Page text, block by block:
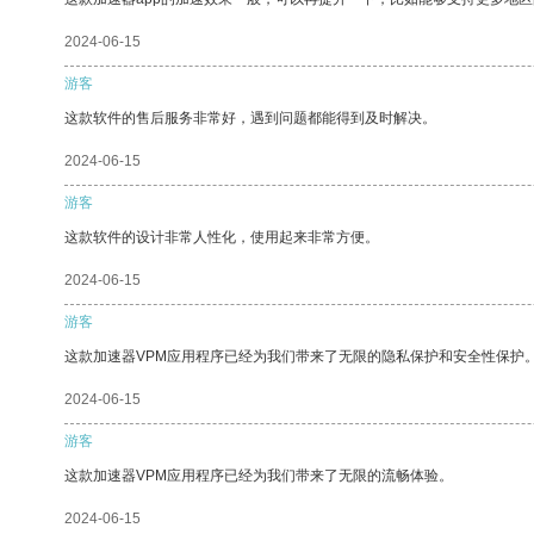
2024-06-15
游客
这款软件的售后服务非常好，遇到问题都能得到及时解决。
2024-06-15
游客
这款软件的设计非常人性化，使用起来非常方便。
2024-06-15
游客
这款加速器VPM应用程序已经为我们带来了无限的隐私保护和安全性保护
2024-06-15
游客
这款加速器VPM应用程序已经为我们带来了无限的流畅体验。
2024-06-15